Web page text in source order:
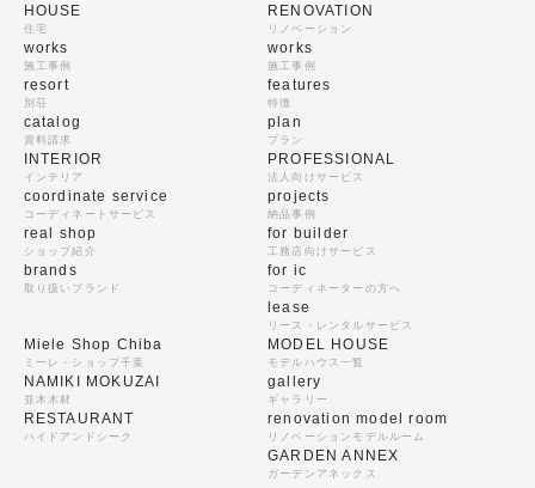
HOUSE
住宅
works
施工事例
resort
別荘
catalog
資料請求
RENOVATION
リノベーション
works
施工事例
features
特徴
plan
プラン
INTERIOR
インテリア
coordinate service
コーディネートサービス
real shop
ショップ紹介
brands
取り扱いブランド
PROFESSIONAL
法人向けサービス
projects
納品事例
for builder
工務店向けサービス
for ic
コーディネーターの方へ
lease
リース・レンタルサービス
Miele Shop Chiba
ミーレ・ショップ千葉
NAMIKI MOKUZAI
並木木材
RESTAURANT
ハイドアンドシーク
MODEL HOUSE
モデルハウス一覧
gallery
ギャラリー
renovation model room
リノベーションモデルルーム
GARDEN ANNEX
ガーデンアネックス